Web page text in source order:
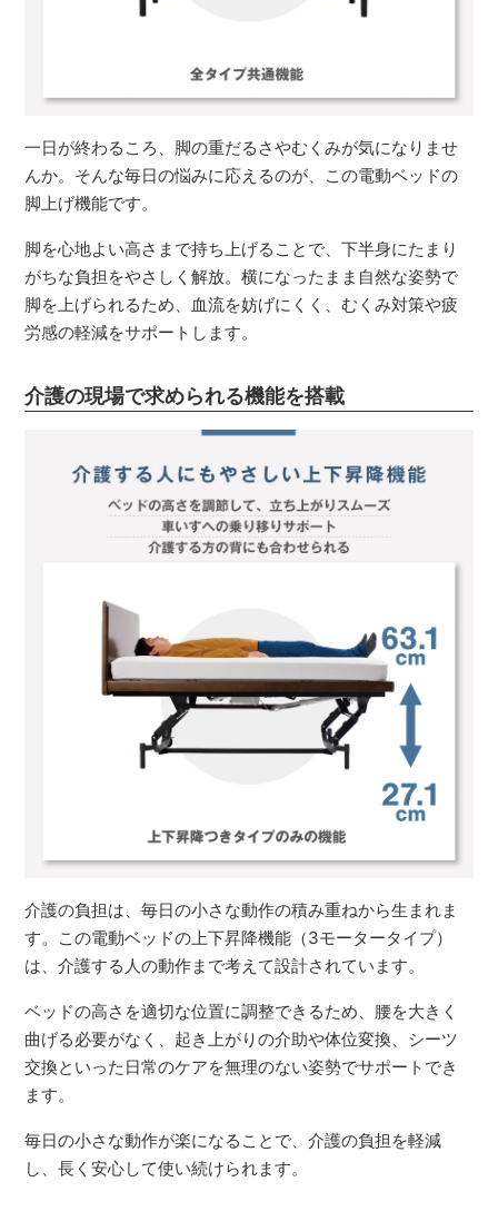
一日が終わるころ、脚の重だるさやむくみが気になりませ
んか。そんな毎日の悩みに応えるのが、この電動ベッドの
脚上げ機能です。
脚を心地よい高さまで持ち上げることで、下半身にたまり
がちな負担をやさしく解放。横になったまま自然な姿勢で
脚を上げられるため、血流を妨げにくく、むくみ対策や疲
労感の軽減をサポートします。
介護の現場で求められる機能を搭載
介護の負担は、毎日の小さな動作の積み重ねから生まれま
す。この電動ベッドの上下昇降機能（3モータータイプ）
は、介護する人の動作まで考えて設計されています。
ベッドの高さを適切な位置に調整できるため、腰を大きく
曲げる必要がなく、起き上がりの介助や体位変換、シーツ
交換といった日常のケアを無理のない姿勢でサポートでき
ます。
毎日の小さな動作が楽になることで、介護の負担を軽減
し、長く安心して使い続けられます。